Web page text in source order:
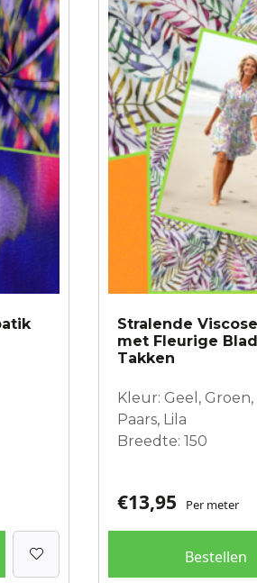
Stralende
met Fleurige
Takken
Kleur: Geel,
Paars, Lila
Breedte: 150
€13,95 Per meter
Bestellen